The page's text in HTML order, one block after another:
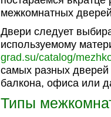
межкомнатных
Двери следует
используемому
grad.su/catalog/
самых разных дверей
балкона, офиса или
Типы